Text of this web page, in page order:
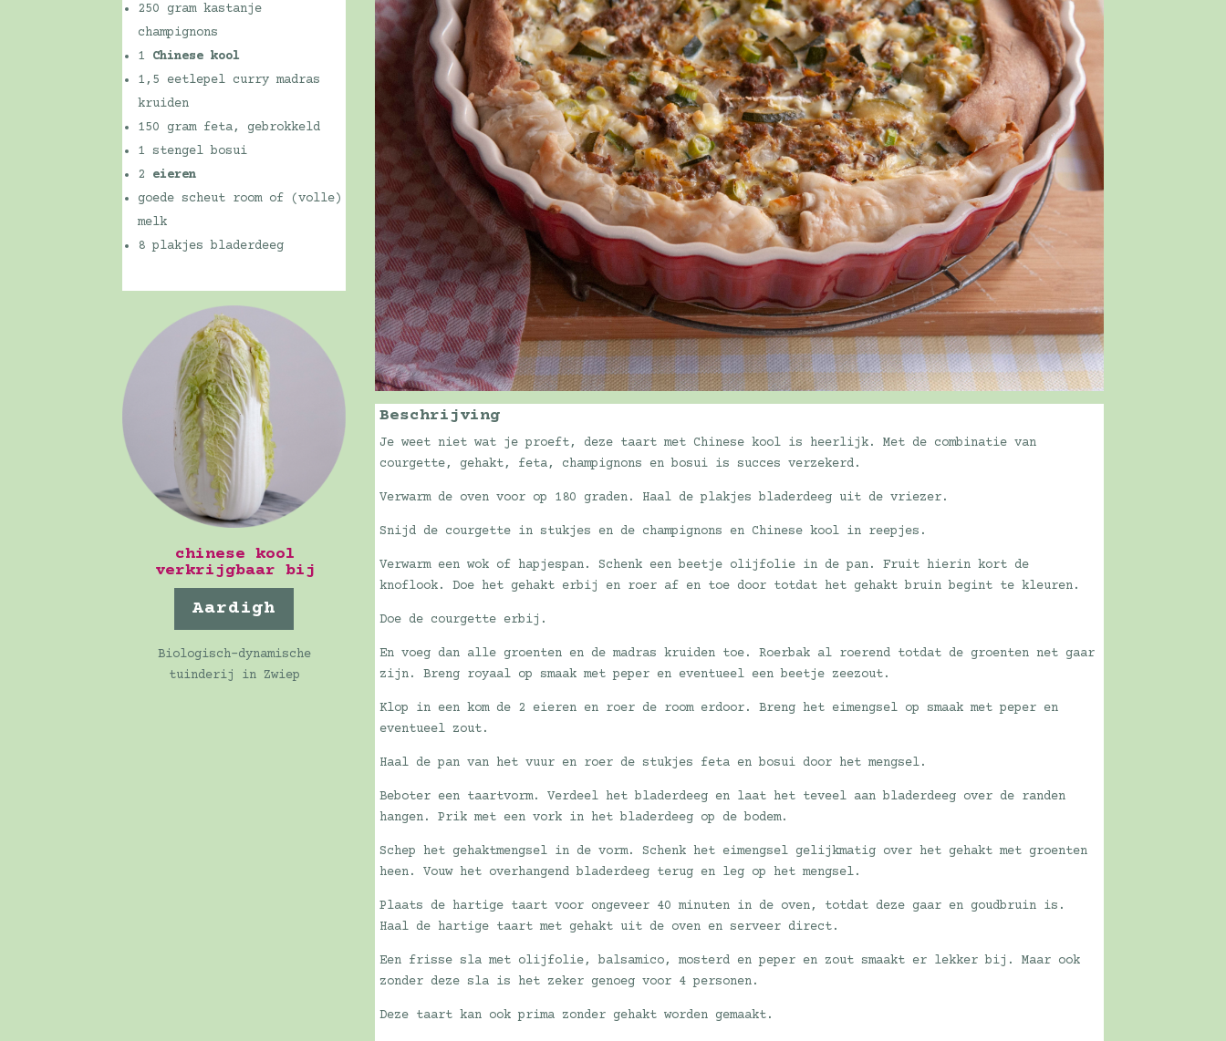
250 gram kastanje
champignons
1 Chinese kool
1,5 eetlepel curry madras
kruiden
150 gram feta, gebrokkeld
1 stengel bosui
2 eieren
goede scheut room of (volle)
melk
8 plakjes bladerdeeg
chinese kool
verkrijgbaar bij
Aardigh
Biologisch-dynamische
tuinderij in Zwiep
Beschrijving
Je weet niet wat je proeft, deze taart met Chinese kool is heerlijk. Met de combinatie van
courgette, gehakt, feta, champignons en bosui is succes verzekerd.
Verwarm de oven voor op 180 graden. Haal de plakjes bladerdeeg uit de vriezer.
Snijd de courgette in stukjes en de champignons en Chinese kool in reepjes.
Verwarm een wok of hapjespan. Schenk een beetje olijfolie in de pan. Fruit hierin kort de
knoflook. Doe het gehakt erbij en roer af en toe door totdat het gehakt bruin begint te kleuren.
Doe de courgette erbij.
En voeg dan alle groenten en de madras kruiden toe. Roerbak al roerend totdat de groenten net gaar
zijn. Breng royaal op smaak met peper en eventueel een beetje zeezout.
Klop in een kom de 2 eieren en roer de room erdoor. Breng het eimengsel op smaak met peper en
eventueel zout.
Haal de pan van het vuur en roer de stukjes feta en bosui door het mengsel.
Beboter een taartvorm. Verdeel het bladerdeeg en laat het teveel aan bladerdeeg over de randen
hangen. Prik met een vork in het bladerdeeg op de bodem.
Schep het gehaktmengsel in de vorm. Schenk het eimengsel gelijkmatig over het gehakt met groenten
heen. Vouw het overhangend bladerdeeg terug en leg op het mengsel.
Plaats de hartige taart voor ongeveer 40 minuten in de oven, totdat deze gaar en goudbruin is.
Haal de hartige taart met gehakt uit de oven en serveer direct.
Een frisse sla met olijfolie, balsamico, mosterd en peper en zout smaakt er lekker bij. Maar ook
zonder deze sla is het zeker genoeg voor 4 personen.
Deze taart kan ook prima zonder gehakt worden gemaakt.